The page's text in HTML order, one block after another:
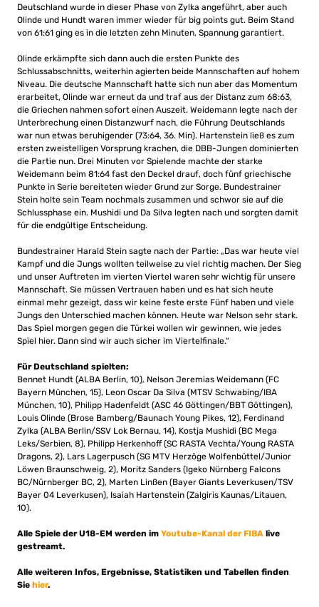
Deutschland wurde in dieser Phase von Zylka angeführt, aber auch
Olinde und Hundt waren immer wieder für big points gut. Beim Stand
von 61:61 ging es in die letzten zehn Minuten, Spannung garantiert.
Olinde erkämpfte sich dann auch die ersten Punkte des
Schlussabschnitts, weiterhin agierten beide Mannschaften auf hohem
Niveau. Die deutsche Mannschaft hatte sich nun aber das Momentum
erarbeitet, Olinde war erneut da und traf aus der Distanz zum 68:63,
die Griechen nahmen sofort einen Auszeit. Weidemann legte nach der
Unterbrechung einen Distanzwurf nach, die Führung Deutschlands
war nun etwas beruhigender (73:64, 36. Min). Hartenstein ließ es zum
ersten zweistelligen Vorsprung krachen, die DBB-Jungen dominierten
die Partie nun. Drei Minuten vor Spielende machte der starke
Weidemann beim 81:64 fast den Deckel drauf, doch fünf griechische
Punkte in Serie bereiteten wieder Grund zur Sorge. Bundestrainer
Stein holte sein Team nochmals zusammen und schwor sie auf die
Schlussphase ein. Mushidi und Da Silva legten nach und sorgten damit
für die endgültige Entscheidung.
Bundestrainer Harald Stein sagte nach der Partie: „Das war heute viel
Kampf und die Jungs wollten teilweise zu viel richtig machen. Der Sieg
und unser Auftreten im vierten Viertel waren sehr wichtig für unsere
Mannschaft. Sie müssen Vertrauen haben und es hat sich heute
einmal mehr gezeigt, dass wir keine feste erste Fünf haben und viele
Jungs den Unterschied machen können. Heute war Nelson sehr stark.
Das Spiel morgen gegen die Türkei wollen wir gewinnen, wie jedes
Spiel hier. Dann sind wir auch sicher im Viertelfinale.“
Für Deutschland spielten:
Bennet Hundt (ALBA Berlin, 10), Nelson Jeremias Weidemann (FC
Bayern München, 15), Leon Oscar Da Silva (MTSV Schwabing/IBA
München, 10), Philipp Hadenfeldt (ASC 46 Göttingen/BBT Göttingen),
Louis Olinde (Brose Bamberg/Baunach Young Pikes, 12), Ferdinand
Zylka (ALBA Berlin/SSV Lok Bernau, 14), Kostja Mushidi (BC Mega
Leks/Serbien, 8), Philipp Herkenhoff (SC RASTA Vechta/Young RASTA
Dragons, 2), Lars Lagerpusch (SG MTV Herzöge Wolfenbüttel/Junior
Löwen Braunschweig, 2), Moritz Sanders (Igeko Nürnberg Falcons
BC/Nürnberger BC, 2), Marten Linßen (Bayer Giants Leverkusen/TSV
Bayer 04 Leverkusen), Isaiah Hartenstein (Zalgiris Kaunas/Litauen,
10).
Alle Spiele der U18-EM werden im Youtube-Kanal der FIBA live
gestreamt.
Alle weiteren Infos, Ergebnisse, Statistiken und Tabellen finden
Sie hier.